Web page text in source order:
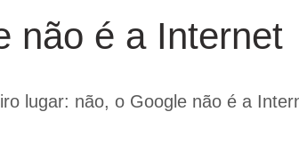
não é a Internet
lugar: não, o Google não é a